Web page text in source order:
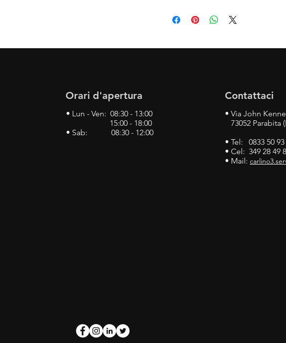
Orari d'apertura
• Lun - Ven: 08:30 - 13:00
15:00 - 18:00
• Sab: 08:30 - 12:00
Contattaci
• Via John
73052 Parabita
• Tel: 0833 50 93
• Cel: 349 28 49
• Mail: